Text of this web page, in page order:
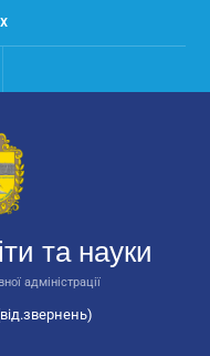
та науки
адміністрації